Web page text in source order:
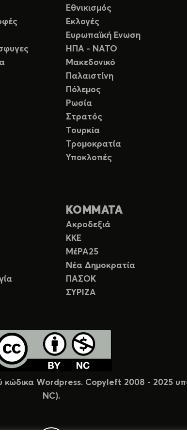
Εθνικισμός
Εκλογές
Ευρωπαϊκή Ενωση
ΗΠΑ - ΝΑΤΟ
Μακεδονικό
Παλαιστίνη
Πόλεμος
Ρωσία
Στρατός
Τουρκία
Τρομοκρατία
Υποκλοπές
ΚΟΜΜΑΤΑ
Ακροδεξιά
ΚΚΕ
ΜέΡΑ25
Νέα Δημοκρατία
ΠΑΣΟΚ
ΣΥΡΙΖΑ
κώδικα Wordpress. Copyleft 2008 - 2025
NC).